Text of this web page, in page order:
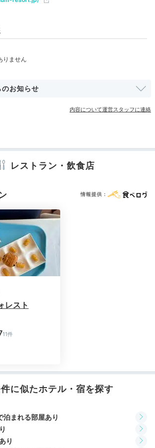
スリッパ
ス ボディソープ タオル バスタオル
確認が取れている情報を表示しています。
お知らせ
内容について運営スタッフに連絡
レストラン・飲食店
情報提供：
レスト
11件
に似たホテル・宿を探す
まれる部屋あり
り